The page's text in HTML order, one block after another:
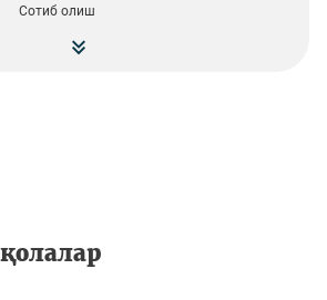
Сотиб олиш